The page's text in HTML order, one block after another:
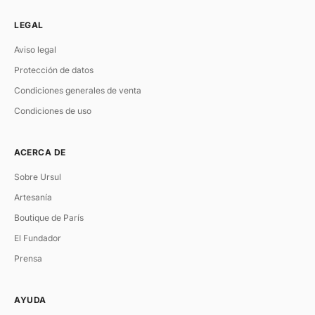
LEGAL
Aviso legal
Protección de datos
Condiciones generales de venta
Condiciones de uso
ACERCA DE
Sobre Ursul
Artesanía
Boutique de París
El Fundador
Prensa
AYUDA